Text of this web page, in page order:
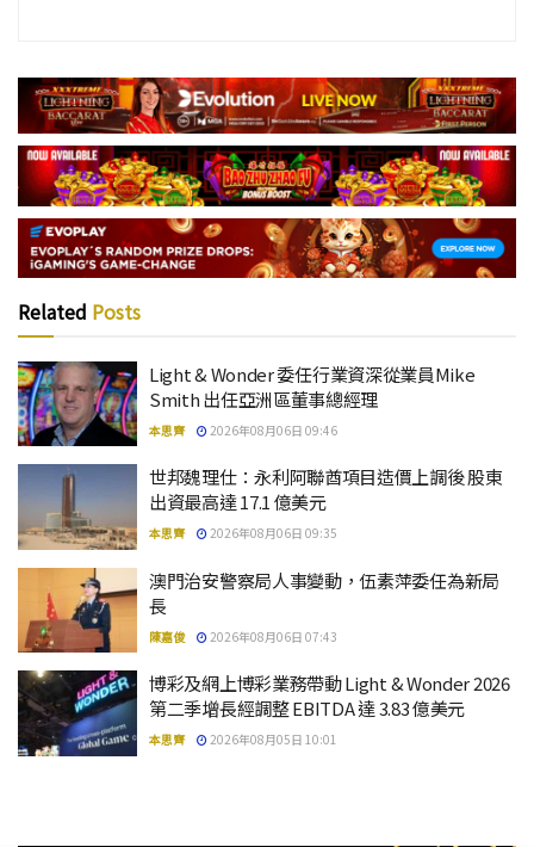
Related Posts
Light & Wonder 委任行業資深從業員Mike
Smith 出任亞洲區董事總經理
本思齊 2026年08月06日 09:46
世邦魏理仕：永利阿聯酋項目造價上調後 股東
出資最高達 17.1 億美元
本思齊 2026年08月06日 09:35
澳門治安警察局人事變動，伍素萍委任為新局
長
陳嘉俊 2026年08月06日 07:43
博彩及網上博彩業務帶動 Light & Wonder 2026
第二季增長經調整 EBITDA 達 3.83 億美元
本思齊 2026年08月05日 10:01